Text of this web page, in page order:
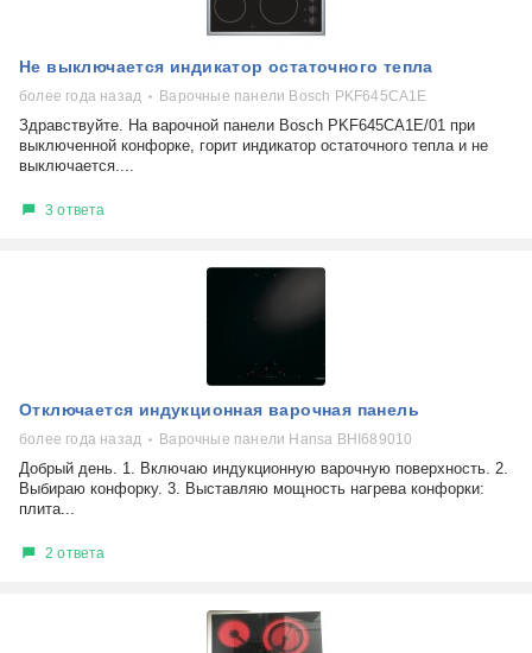
самостоятельный ремонт
выдает ошибку
плохо работает
решение проблемы
Не выключается индикатор остаточного тепла
более года назад Варочные панели Bosch PKF645CA1E
Здравствуйте. На варочной панели Bosch PKF645CA1E/01 при
выключенной конфорке, горит индикатор остаточного тепла и не
выключается....
3 ответа
Отключается индукционная варочная панель
более года назад Варочные панели Hansa BHI689010
Добрый день. 1. Включаю индукционную варочную поверхность. 2.
Выбираю конфорку. 3. Выставляю мощность нагрева конфорки:
плита...
2 ответа